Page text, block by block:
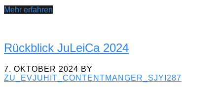
Mehr erfahren
Rückblick JuLeiCa 2024
7. OKTOBER 2024 BY
ZU_EVJUHIT_CONTENTMANGER_SJYI287